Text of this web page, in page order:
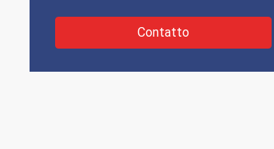
Contatto